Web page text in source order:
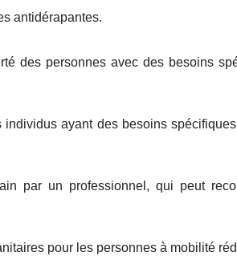
antidérapantes.
des personnes avec des besoins
ayant des besoins
par un professionnel, qui peut
pour les personnes à mobilité